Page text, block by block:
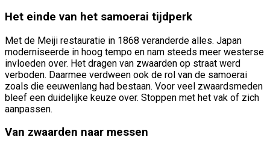
Het einde van het samoerai tijdperk
Met de Meiji restauratie in 1868 veranderde alles. Japan
moderniseerde in hoog tempo en nam steeds meer westerse
invloeden over. Het dragen van zwaarden op straat werd
verboden. Daarmee verdween ook de rol van de samoerai
zoals die eeuwenlang had bestaan. Voor veel zwaardsmeden
bleef een duidelijke keuze over. Stoppen met het vak of zich
aanpassen.
Van zwaarden naar messen